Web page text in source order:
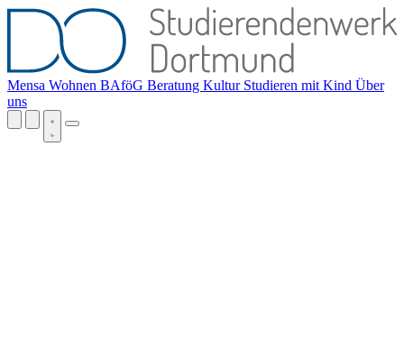
Mensa Wohnen BAföG Beratung Kultur Studieren mit Kind Über
uns